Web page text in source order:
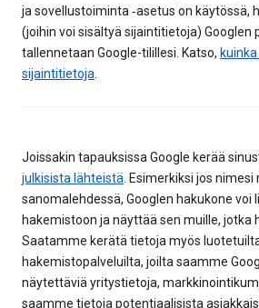
ja sovellustoiminta ‑asetus on käytössä,
(joihin voi sisältyä sijaintitietoja) Googlen
tallennetaan Google-tilillesi. Katso,
sijaintitietoja.
Joissakin tapauksissa Google kerää
julkisista lähteistä. Esimerkiksi jos nimesi
sanomalehdessä, Googlen hakukone voi
hakemistoon ja näyttää sen muille, jotka
Saatamme kerätä tietoja myös
hakemistopalveluilta, joilta saamme
näytettäviä yritystietoja,
saamme tietoja potentiaalisista